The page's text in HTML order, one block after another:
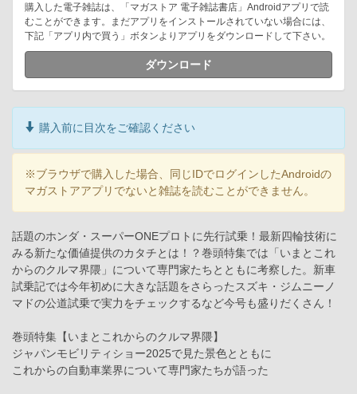
購入した電子雑誌は、「マガストア 電子雑誌書店」Androidアプリで読
むことができます。まだアプリをインストールされていない場合には、
下記「アプリ内で買う」ボタンよりアプリをダウンロードして下さい。
ダウンロード
購入前に目次をご確認ください
※ブラウザで購入した場合、同じIDでログインしたAndroidの
マガストアアプリでないと雑誌を読むことができません。
話題のホンダ・スーパーONEプロトに先行試乗！最新四輪技術に
みる新たな価値提供のカタチとは！？巻頭特集では「いまとこれ
からのクルマ界隈」について専門家たちとともに考察した。新車
試乗記では今年初めに大きな話題をさらったスズキ・ジムニーノ
マドの公道試乗で実力をチェックするなど今号も盛りだくさん！
巻頭特集【いまとこれからのクルマ界隈】
ジャパンモビリティショー2025で見た景色とともに
これからの自動車業界について専門家たちが語った